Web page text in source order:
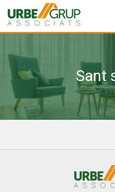
Sant
Modificar cookies
Técnicas y funcionales
instalación de las mismas. El
impedir que sean instaladas
deberá tener en cuenta que
dificultades de navegación de